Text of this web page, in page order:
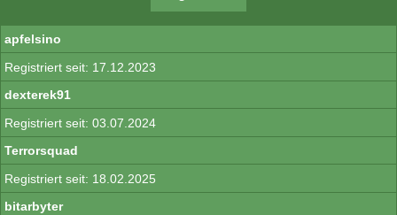
apfelsino
17.12.2023
dexterek91
03.07.2024
Terrorsquad
18.02.2025
bitarbyter